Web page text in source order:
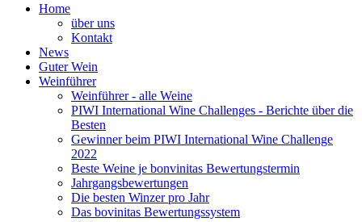
Home
über uns
Kontakt
News
Guter Wein
Weinführer
Weinführer - alle Weine
PIWI International Wine Challenges - Berichte über die
Besten
Gewinner beim PIWI International Wine Challenge
2022
Beste Weine je bonvinitas Bewertungstermin
Jahrgangsbewertungen
Die besten Winzer pro Jahr
Das bovinitas Bewertungssystem